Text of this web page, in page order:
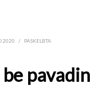
2020 / PASKELBTA